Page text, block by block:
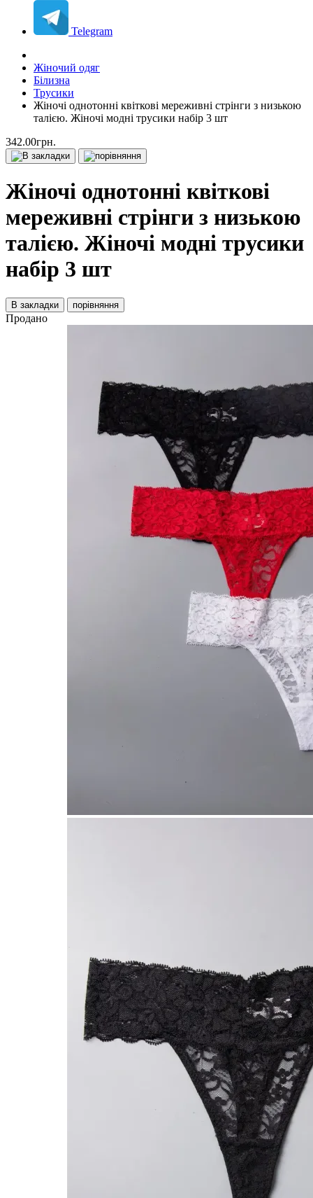
Telegram
Жіночий одяг
Білизна
Трусики
Жіночі однотонні квіткові мереживні стрінги з низькою
талією. Жіночі модні трусики набір 3 шт
342.00грн.
Жіночі однотонні квіткові
мереживні стрінги з низькою
талією. Жіночі модні трусики
набір 3 шт
В закладки порівняння
Продано